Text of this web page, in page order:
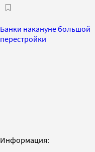
Банки накануне большой
перестройки
Информация: